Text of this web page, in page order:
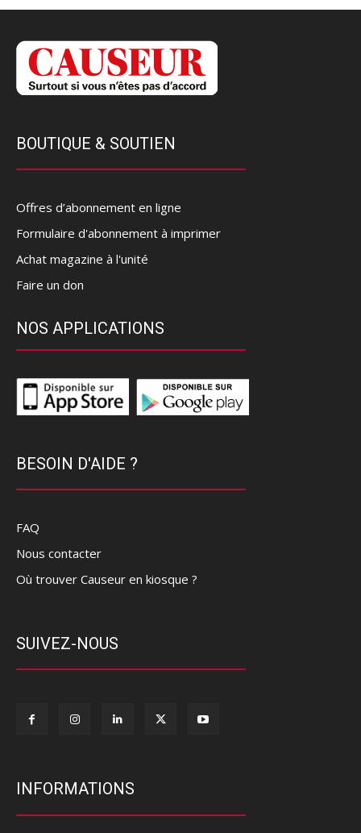
BOUTIQUE & SOUTIEN
Offres d’abonnement en ligne
Formulaire d'abonnement à imprimer
Achat magazine à l'unité
Faire un don
NOS APPLICATIONS
BESOIN D'AIDE ?
FAQ
Nous contacter
Où trouver Causeur en kiosque ?
SUIVEZ-NOUS
INFORMATIONS